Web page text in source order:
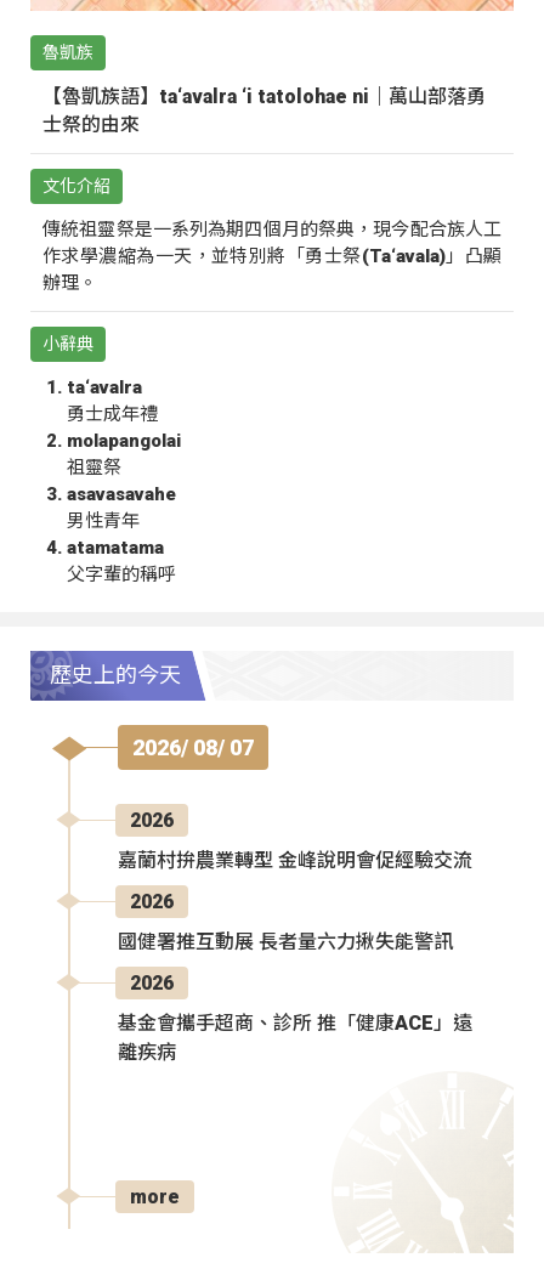
魯凱族
【魯凱族語】ta‘avalra ‘i tatolohae ni｜萬山部落勇
士祭的由來
文化介紹
傳統祖靈祭是一系列為期四個月的祭典，現今配合族人工
作求學濃縮為一天，並特別將「勇士祭(Ta‘avala)」凸顯
辦理。
小辭典
ta‘avalra
勇士成年禮
molapangolai
祖靈祭
asavasavahe
男性青年
atamatama
父字輩的稱呼
歷史上的今天
2026/ 08/ 07
2026
嘉蘭村拚農業轉型 金峰說明會促經驗交流
2026
國健署推互動展 長者量六力揪失能警訊
2026
基金會攜手超商、診所 推「健康ACE」遠
離疾病
more